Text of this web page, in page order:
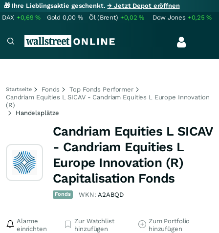
🎁 Ihre Lieblingsaktie geschenkt.→ Jetzt Depot eröffnen
DAX +0,69% Gold 0,00 % Öl (Brent) +0,02% Dow Jones +0,25%
Startseite Fonds
Top Fonds Performer
Candriam Equities L SICAV - Candriam Equities L Europe Innovation
(R)
Handelsplätze
Candriam Equities L SICAV
- Candriam Equities L
Europe Innovation (R)
Capitalisation Fonds
Fonds WKN:A2ABQD
Alarme
einrichten
Zur Watchlist
hinzufügen
Zum Portfolio
hinzufügen